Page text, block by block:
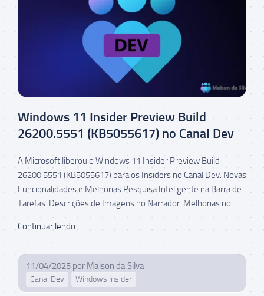
Windows 11 Insider Preview Build
26200.5551 (KB5055617) no Canal Dev
A Microsoft liberou o Windows 11 Insider Preview Build
26200.5551 (KB5055617) para os Insiders no Canal Dev. Novas
Funcionalidades e Melhorias Pesquisa Inteligente na Barra de
Tarefas: Descrições de Imagens no Narrador: Melhorias no...
Continuar lendo...
11/04/2025 por Maison da Silva
Canal Dev Windows Insider